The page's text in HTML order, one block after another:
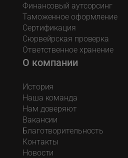
Финансовый аутсорсинг
Таможенное оформление
Сертификация
Сюрвейрская проверка
Ответственное хранение
О компании
История
Наша команда
Нам доверяют
Вакансии
Благотворительность
Контакты
Новости